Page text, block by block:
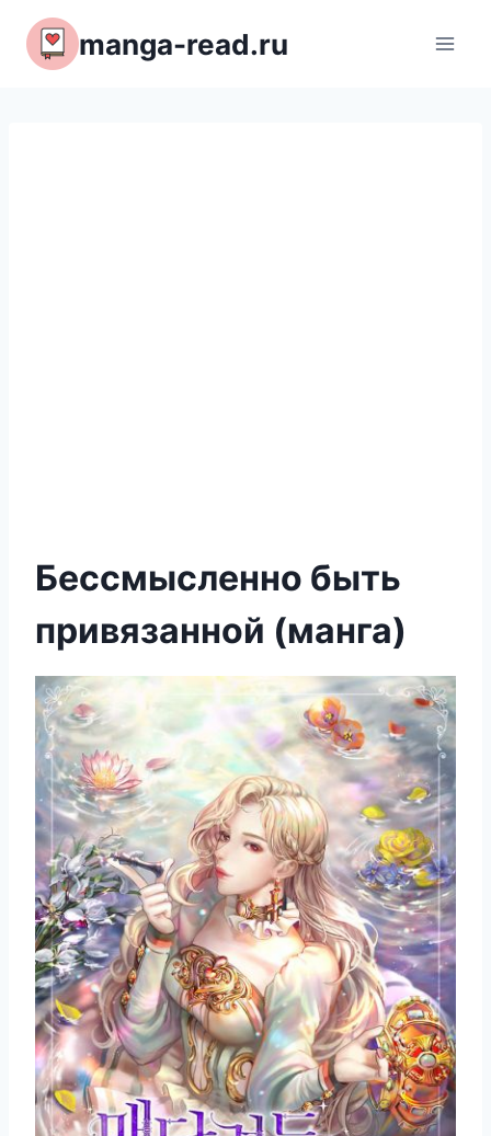
Перейти
содержимому
manga-read.ru
Бессмысленно быть
привязанной (манга)